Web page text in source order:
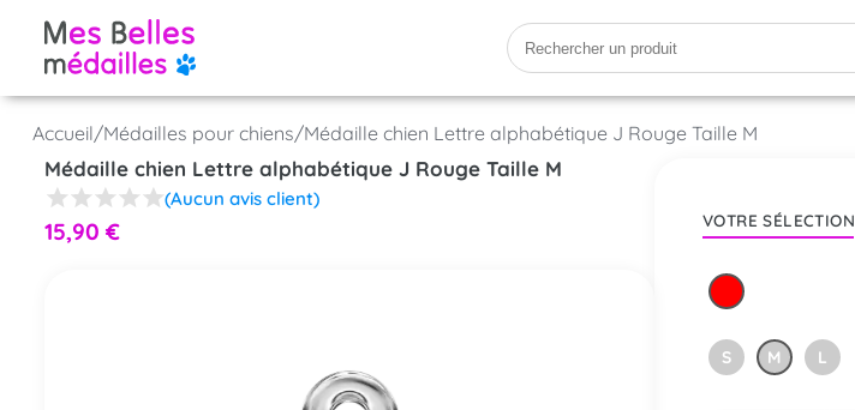
Accueil/Médailles pour chiens/Médaille chien Lettre alphabétique J Rouge Taille M
Médaille chien Lettre alphabétique J Rouge Taille M
(Aucun avis client)
15,90 € VOTRE SÉLECTION
S M L